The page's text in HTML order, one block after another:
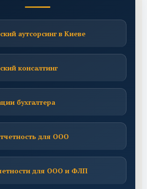
аутсорсинг в Киеве
консалтинг
бухгалтера
для ООО
для ООО и ФЛП